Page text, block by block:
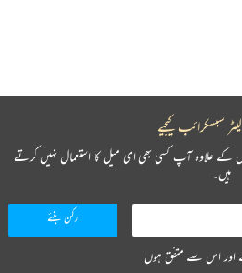
سبسکرائب کیجیے
کے علاوہ آپ کسی بھی ای میل کا استعمال نہیں کرتے
ہیں۔
اور اس سے متفق ہوں